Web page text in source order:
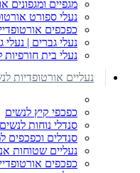
מגפיים ומגפונים
נעלי ספורט
כפכפים
נעלי גברים | נעלי
נעלי בית חורפיות
נעליים אורטופדיות
כפכפי קיץ לנשים
סנדלי נוחות לנשים
סנדלים וכפכפים
נעליים שטוחות
כפכפים